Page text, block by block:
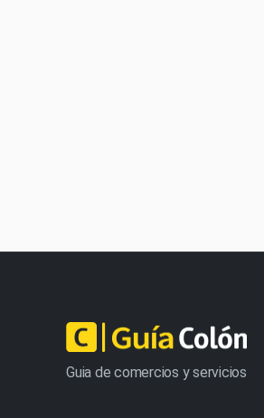
Guia de comercios y servicios